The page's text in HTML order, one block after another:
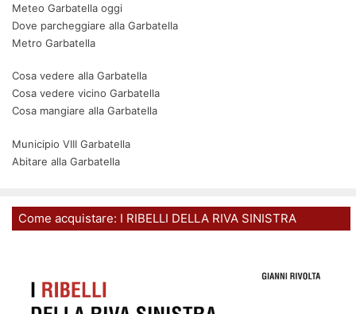
Meteo Garbatella oggi
Dove parcheggiare alla Garbatella
Metro Garbatella
Cosa vedere alla Garbatella
Cosa vedere vicino Garbatella
Cosa mangiare alla Garbatella
Municipio VIII Garbatella
Abitare alla Garbatella
Come acquistare: I RIBELLI DELLA RIVA SINISTRA